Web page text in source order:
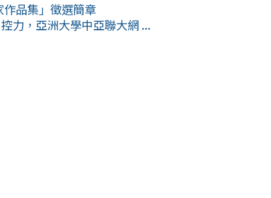
品集」徵選簡章
力，亞洲大學中亞聯大網 ...